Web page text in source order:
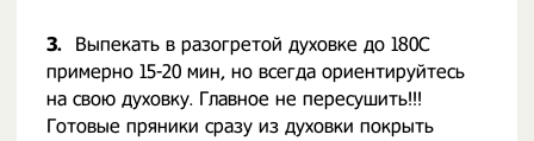
3.
Выпекать в разогретой духовке до 180С
примерно 15-20 мин, но всегда ориентируйтесь
на свою духовку. Главное не пересушить!!!
Готовые пряники сразу из духовки покрыть